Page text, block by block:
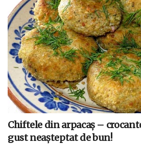
Chiftele din arpacaș –
gust neașteptat de bun!